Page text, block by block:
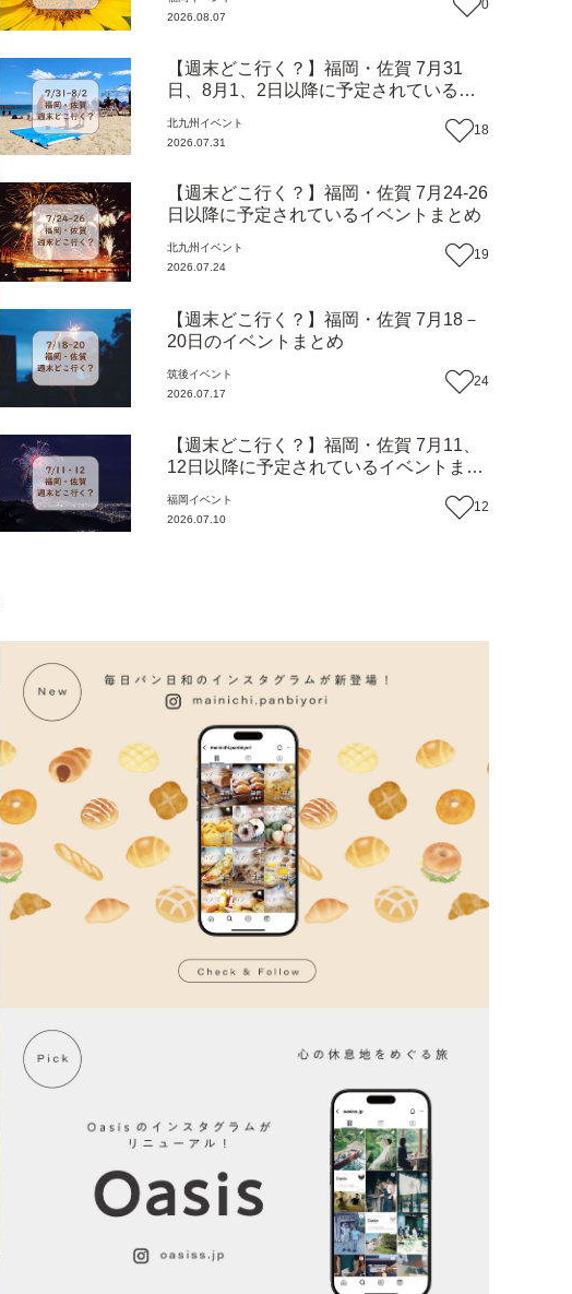
2026.08.07
0
【週末どこ行く？】福岡・佐賀 7月31
日、8月1、2日以降に予定されているイ
北九州 イベント
2026.07.31
18
【週末どこ行く？】福岡・佐賀 7月24-26
日以降に予定されているイベントまとめ
北九州 イベント
2026.07.24
19
【週末どこ行く？】福岡・佐賀 7月18－
20日のイベントまとめ
筑後イベント
2026.07.17
24
【週末どこ行く？】福岡・佐賀 7月11、
12日以降に予定されているイベントまと
福岡 イベント
2026.07.10
12